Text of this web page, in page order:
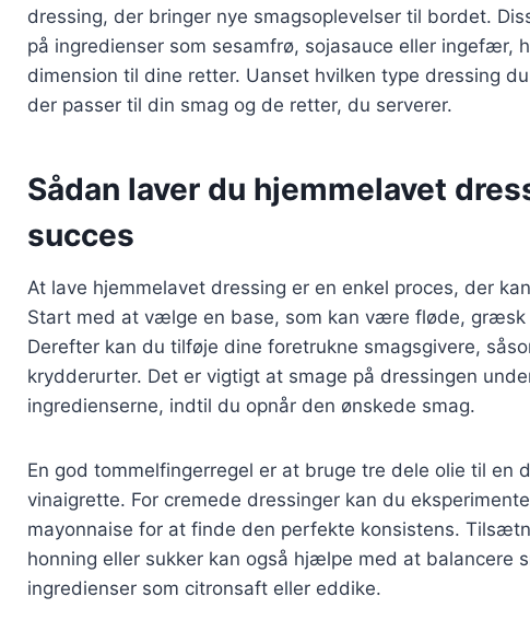
dressing, der bringer nye smagsoplevelser til bordet.
på ingredienser som sesamfrø, sojasauce eller ingefær,
dimension til dine retter. Uanset hvilken type dressing
der passer til din smag og de retter, du serverer.
Sådan laver du hjemmelavet
succes
At lave hjemmelavet dressing er en enkel proces, der
Start med at vælge en base, som kan være fløde, græsk
Derefter kan du tilføje dine foretrukne smagsgivere,
krydderurter. Det er vigtigt at smage på dressingen
ingredienserne, indtil du opnår den ønskede smag.
En god tommelfingerregel er at bruge tre dele olie til en
vinaigrette. For cremede dressinger kan du
mayonnaise for at finde den perfekte konsistens.
honning eller sukker kan også hjælpe med at balancere
ingredienser som citronsaft eller eddike.